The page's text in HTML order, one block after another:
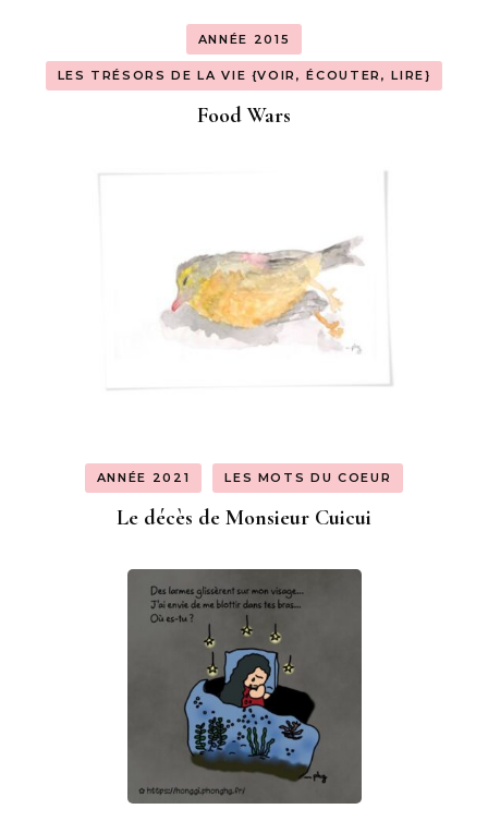
ANNÉE 2015
LES TRÉSORS DE LA VIE {VOIR, ÉCOUTER, LIRE}
Food Wars
ANNÉE 2021 LES MOTS DU COEUR
Le décès de Monsieur Cuicui